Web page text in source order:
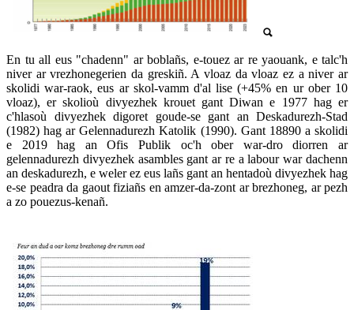
En tu all eus "chadenn" ar boblañs, e-touez ar re yaouank, e talc'h
niver ar vrezhonegerien da greskiñ. A vloaz da vloaz ez a niver ar
skolidi war-raok, eus ar skol-vamm d'al lise (+45% en ur ober 10
vloaz), er skolioù divyezhek krouet gant Diwan e 1977 hag er
c'hlasoù divyezhek digoret goude-se gant an Deskadurezh-Stad
(1982) hag ar Gelennadurezh Katolik (1990). Gant 18890 a skolidi
e 2019 hag an Ofis Publik oc'h ober war-dro diorren ar
gelennadurezh divyezhek asambles gant ar re a labour war dachenn
an deskadurezh, e weler ez eus lañs gant an hentadoù divyezhek hag
e-se peadra da gaout fiziañs en amzer-da-zont ar brezhoneg, ar pezh
a zo pouezus-kenañ.